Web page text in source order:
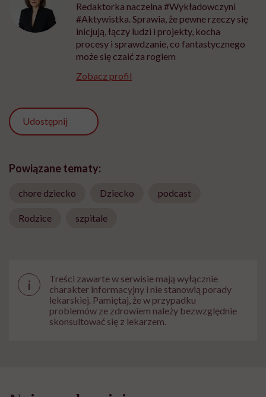
Redaktorka naczelna #Wykładowczyni
#Aktywistka. Sprawia, że pewne rzeczy się
inicjują, łączy ludzi i projekty, kocha
procesy i sprawdzanie, co fantastycznego
może się czaić za rogiem
Zobacz profil
Udostępnij
Powiązane tematy:
chore dziecko Dziecko podcast
Rodzice szpitale
i
Treści zawarte w serwisie mają wyłącznie
charakter informacyjny i nie stanowią porady
lekarskiej. Pamiętaj, że w przypadku
problemów ze zdrowiem należy bezwzględnie
skonsultować się z lekarzem.